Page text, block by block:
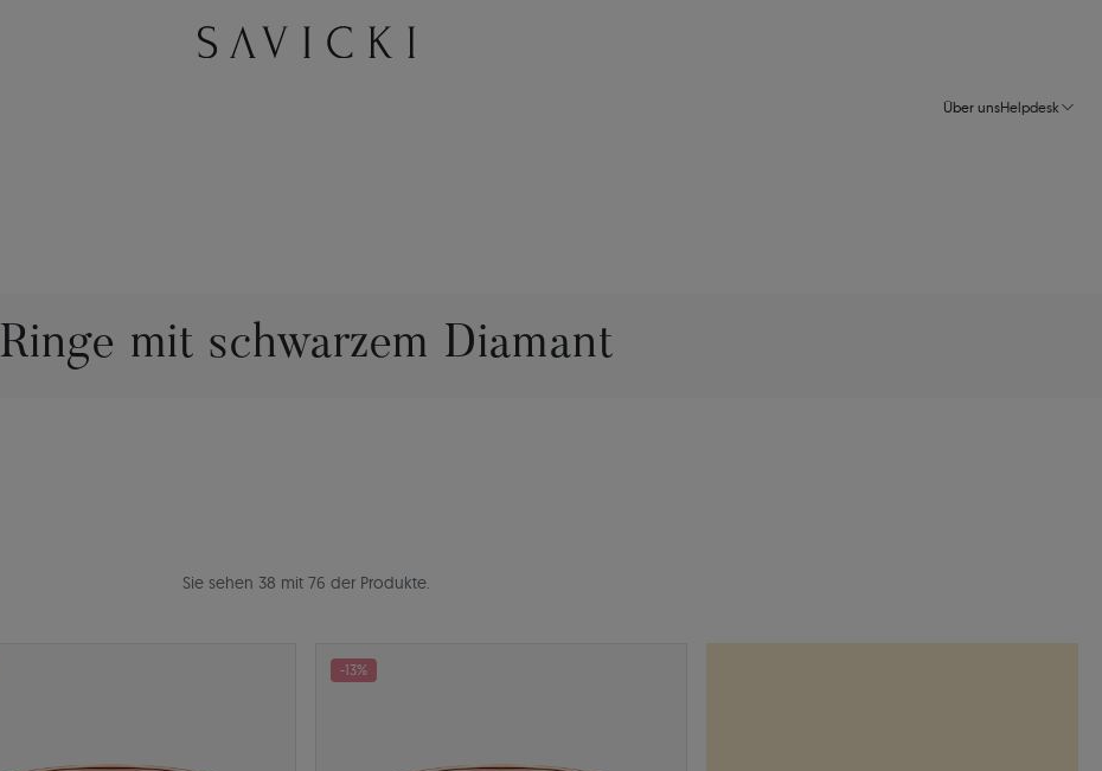
Über unsHelpdesk
Ringe mit schwarzem Diamant
Sie sehen 38 mit 76 der Produkte.
-13%